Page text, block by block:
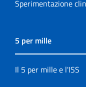
Sperimentazione
5 per mille
Il 5 per mille e l'ISS